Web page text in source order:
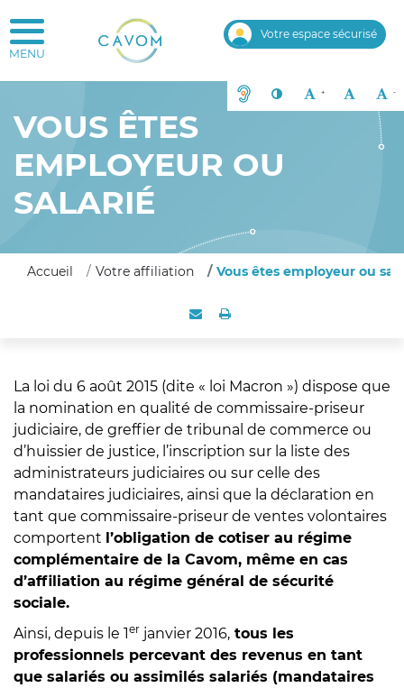
Outils d'accessibilité
Solution ACCEO - Sourds et
Contraste+ Agrandir le texte-
Votre espace sécurisé
VOUS ÊTES
EMPLOYEUR OU
SALARIÉ
Accueil Votre affiliation Vous êtes employeur ou
Partager
Envoyer par e-mail
La loi du 6 août 2015 (dite « loi Macron ») dispose que
la nomination en qualité de commissaire-priseur
judiciaire, de greffier de tribunal de commerce ou
d’huissier de justice, l’inscription sur la liste des
administrateurs judiciaires ou sur celle des
mandataires judiciaires, ainsi que la déclaration en
tant que commissaire-priseur de ventes volontaires
comportent l’obligation de cotiser au régime
complémentaire de la Cavom, même en cas
d’affiliation au régime général de sécurité
sociale.
Ainsi, depuis le 1er janvier 2016, tous les
professionnels percevant des revenus en tant
que salariés ou assimilés salariés (mandataires